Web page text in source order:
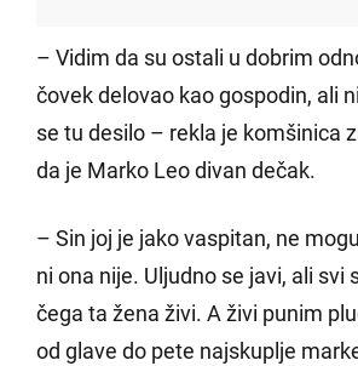
– Vidim da su ostali u dobrim
čovek delovao kao gospodin, ali
se tu desilo – rekla je komšinica
da je Marko Leo divan dečak.
– Sin joj je jako vaspitan, ne
ni ona nije. Uljudno se javi, ali svi
čega ta žena živi. A živi punim
od glave do pete najskuplje